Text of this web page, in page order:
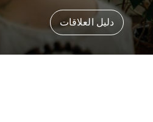
دليل العلاقات